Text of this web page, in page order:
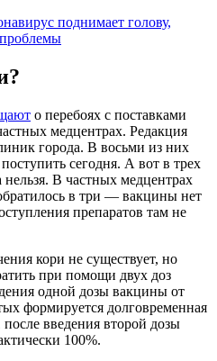
поднимает голову,
проблемы
о перебоях с поставками
медцентрах. Редакция
города. В восьми из них
сегодня. А вот в трех
В частных медцентрах
в три — вакцины нет
препаратов там не
кори не существует, но
при помощи двух доз
одной дозы вакцины от
формируется долговременная
введения второй дозы
100%.